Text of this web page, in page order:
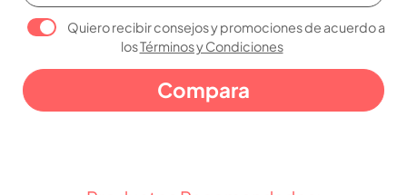
Quiero recibir consejos y promociones de acuerdo a
losTérminos y Condiciones